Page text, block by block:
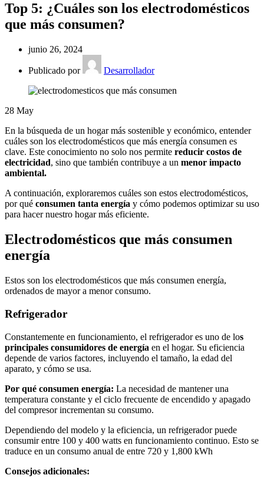
Top 5: ¿Cuáles son los electrodomésticos
que más consumen?
junio 26, 2024
Publicado por Desarrollador
28 May
En la búsqueda de un hogar más sostenible y económico, entender
cuáles son los electrodomésticos que más energía consumen es
clave. Este conocimiento no solo nos permite reducir costos de
electricidad, sino que también contribuye a un menor impacto
ambiental.
A continuación, exploraremos cuáles son estos electrodomésticos,
por qué consumen tanta energía y cómo podemos optimizar su uso
para hacer nuestro hogar más eficiente.
Electrodomésticos que más consumen
energía
Estos son los electrodomésticos que más consumen energía,
ordenados de mayor a menor consumo.
Refrigerador
Constantemente en funcionamiento, el refrigerador es uno de los
principales consumidores de energía en el hogar. Su eficiencia
depende de varios factores, incluyendo el tamaño, la edad del
aparato, y cómo se usa.
Por qué consumen energía: La necesidad de mantener una
temperatura constante y el ciclo frecuente de encendido y apagado
del compresor incrementan su consumo.
Dependiendo del modelo y la eficiencia, un refrigerador puede
consumir entre 100 y 400 watts en funcionamiento continuo. Esto se
traduce en un consumo anual de entre 720 y 1,800 kWh​
Consejos adicionales: